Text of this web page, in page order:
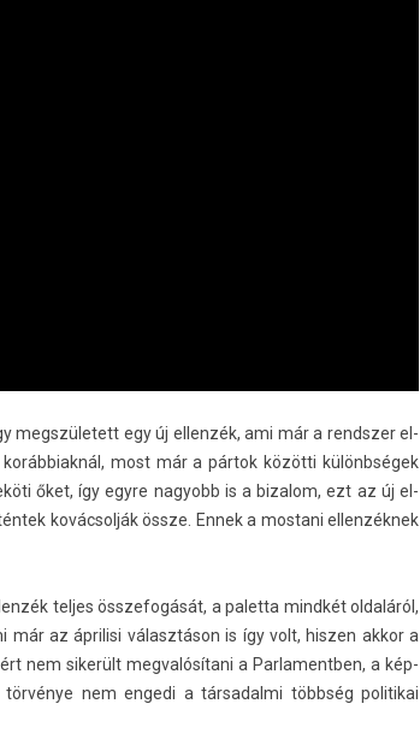
megszületett egy új el­lenzék, ami már a re­ndsz­er el­
most már a pártok közötti különbségek
őket, így egyre nagyobb is a bi­zalom, ezt az új el­
kovácsolják össze. Ennek a mos­tani el­lenzék­nek
tel­jes összefogását, a palet­ta mindkét oldaláról,
az áprilisi választáson is így volt, hisz­en akkor a
nem sikerült meg­valósítani a Par­lamentb­en, a kép­
nem en­gedi a tár­sadal­mi többség politikai